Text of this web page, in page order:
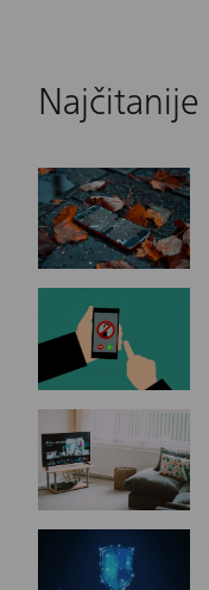
Najčitanije